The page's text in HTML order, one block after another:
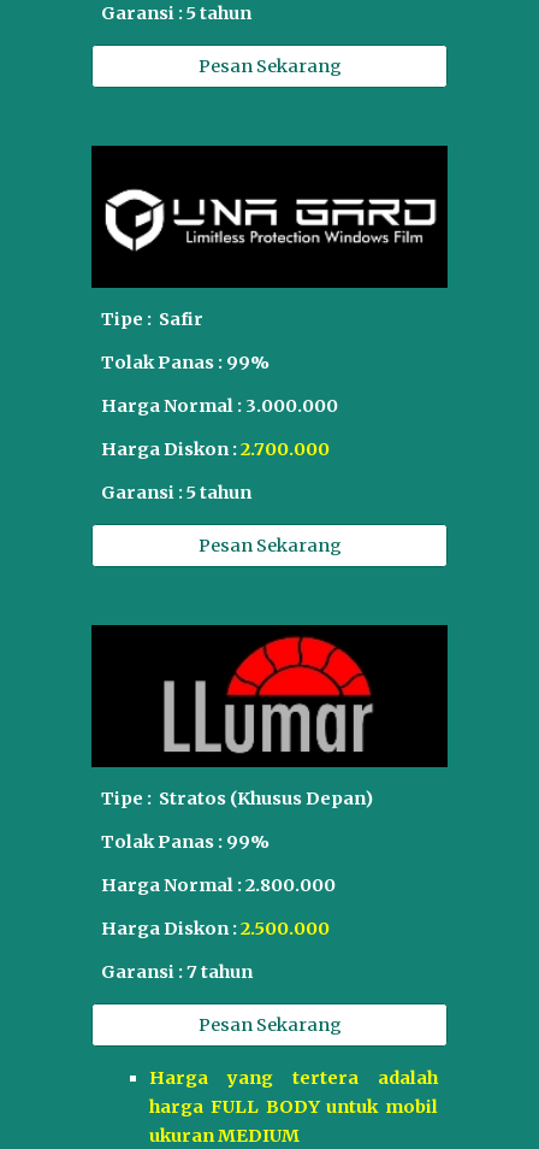
Garansi : 5 tahun
Pesan Sekarang
Tipe : Safir
Tolak Panas : 99%
Harga Normal : 3.000.000
Harga Diskon :2.700.000
Garansi : 5 tahun
Pesan Sekarang
Tipe : Stratos (Khusus Depan)
Tolak Panas : 99%
Harga Normal :2.800.000
Harga Diskon :2.500.000
Garansi :7tahun
Pesan Sekarang
Harga yang tertera adalah
harga FULL BODY untuk mobil
ukuran MEDIUM